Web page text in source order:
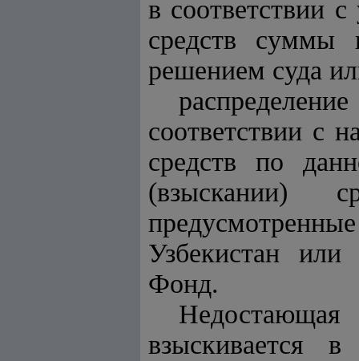
в соответствии
средств суммы
решением суда
соответствии с
средств по
(взыскании)
Узбекистан
Фонд.
взыскивается в